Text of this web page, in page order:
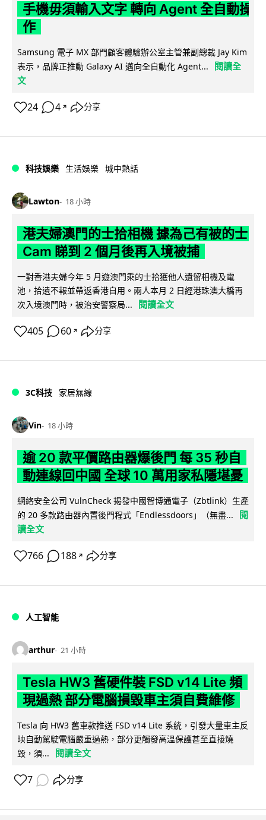
手機毋須輸入文字 轉向 Agent 全自動操
作
Samsung 電子 MX 部門顧客體驗辦公室主管兼副總裁 Jay Kim
表示，品牌正推動 Galaxy AI 邁向全自動化 Agent...
閱讀全
文
24 4 ↗ 分享
科技娛樂 生活娛樂 城中熱話
Lawton 18 小時
港夫婦澳門的士拾相機 據為己有被的士
Cam 睇到 2 個月後再入境被捕
一對香港夫婦今年 5 月遊澳門乘的士拾獲他人遺留相機及電
池，拾遺不報並帶返香港自用。兩人本月 2 日經港珠澳大橋再
次入境澳門時，被治安警察局...
閱讀全文
405 60 ↗ 分享
3C科技 家居無線
Vin 18 小時
逾 20 款平價路由器爆後門 每 35 秒自
動連線回中國 全球 10 萬用家私隱堪憂
網絡安全公司 VulnCheck 揭發中國智博通電子（Zbtlink）生產
的 20 多款路由器內置後門程式「Endlessdoors」（無盡...
閱
讀全文
766 188 ↗ 分享
人工智能
arthur 21 小時
Tesla HW3 舊硬件裝 FSD v14 Lite 頻
現過熱 部分電腦損毀車主須自費維修
Tesla 向 HW3 舊車款推送 FSD v14 Lite 系統，引發大量車主反
映自動駕駛電腦嚴重過熱，部分更觸發高溫保護甚至直接燒
毀，須...
閱讀全文
7 分享